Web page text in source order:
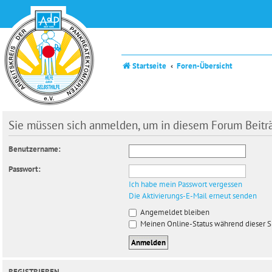
Startseite Foren-Übersicht
Sie müssen sich anmelden, um in diesem Forum
Benutzername:
Passwort:
Ich habe mein Passwort vergessen
Die Aktivierungs-E-Mail erneut senden
Angemeldet bleiben
Meinen Online-Status während dieser